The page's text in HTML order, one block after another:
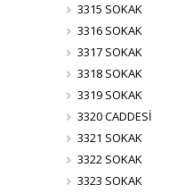
3315 SOKAK
3316 SOKAK
3317 SOKAK
3318 SOKAK
3319 SOKAK
3320 CADDESİ
3321 SOKAK
3322 SOKAK
3323 SOKAK